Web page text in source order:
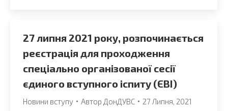
27 липня 2021 року, розпочинається
реєстрація для проходження
спеціально організованої сесії
єдиного вступного іспиту (ЄВІ)
Новини вступу Автор ДонДУВС 27 Липня, 2021